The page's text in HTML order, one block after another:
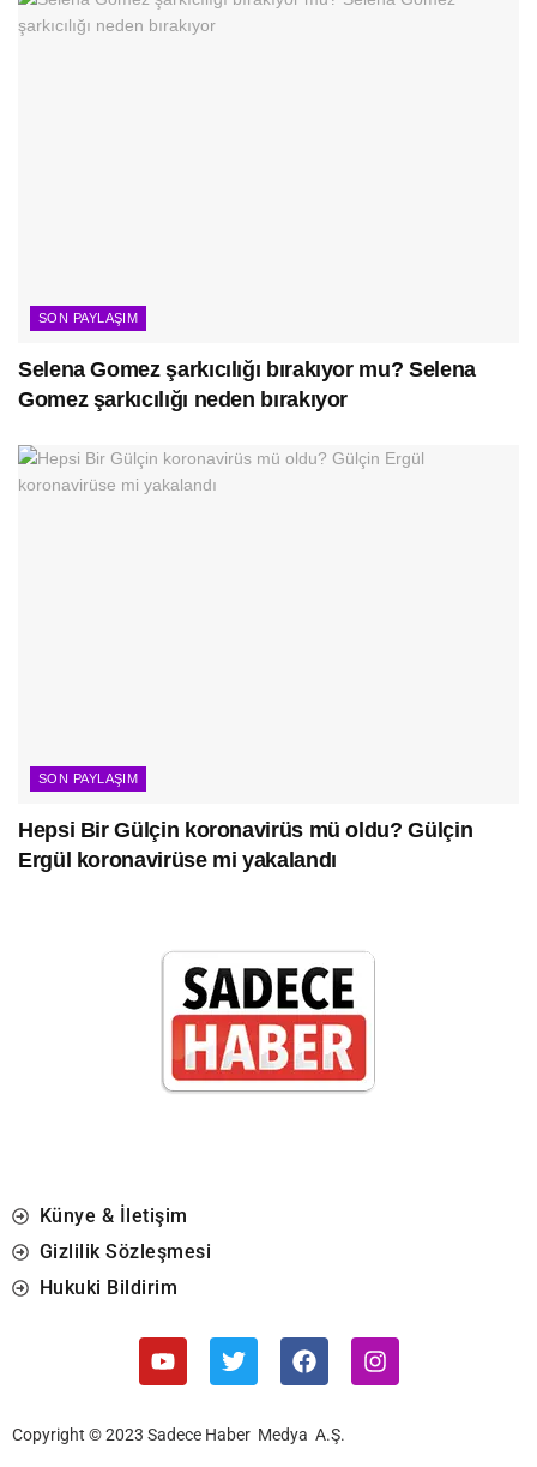
SON PAYLAŞIM
Selena Gomez şarkıcılığı bırakıyor mu? Selena
Gomez şarkıcılığı neden bırakıyor
SON PAYLAŞIM
Hepsi Bir Gülçin koronavirüs mü oldu? Gülçin
Ergül koronavirüse mi yakalandı
Künye & İletişim
Gizlilik Sözleşmesi
Hukuki Bildirim
Copyright © 2023 Sadece Haber Medya A.Ş.